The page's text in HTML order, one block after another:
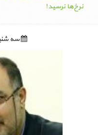
نرخ‌ها نرسید!
سه شنبه ۰۸